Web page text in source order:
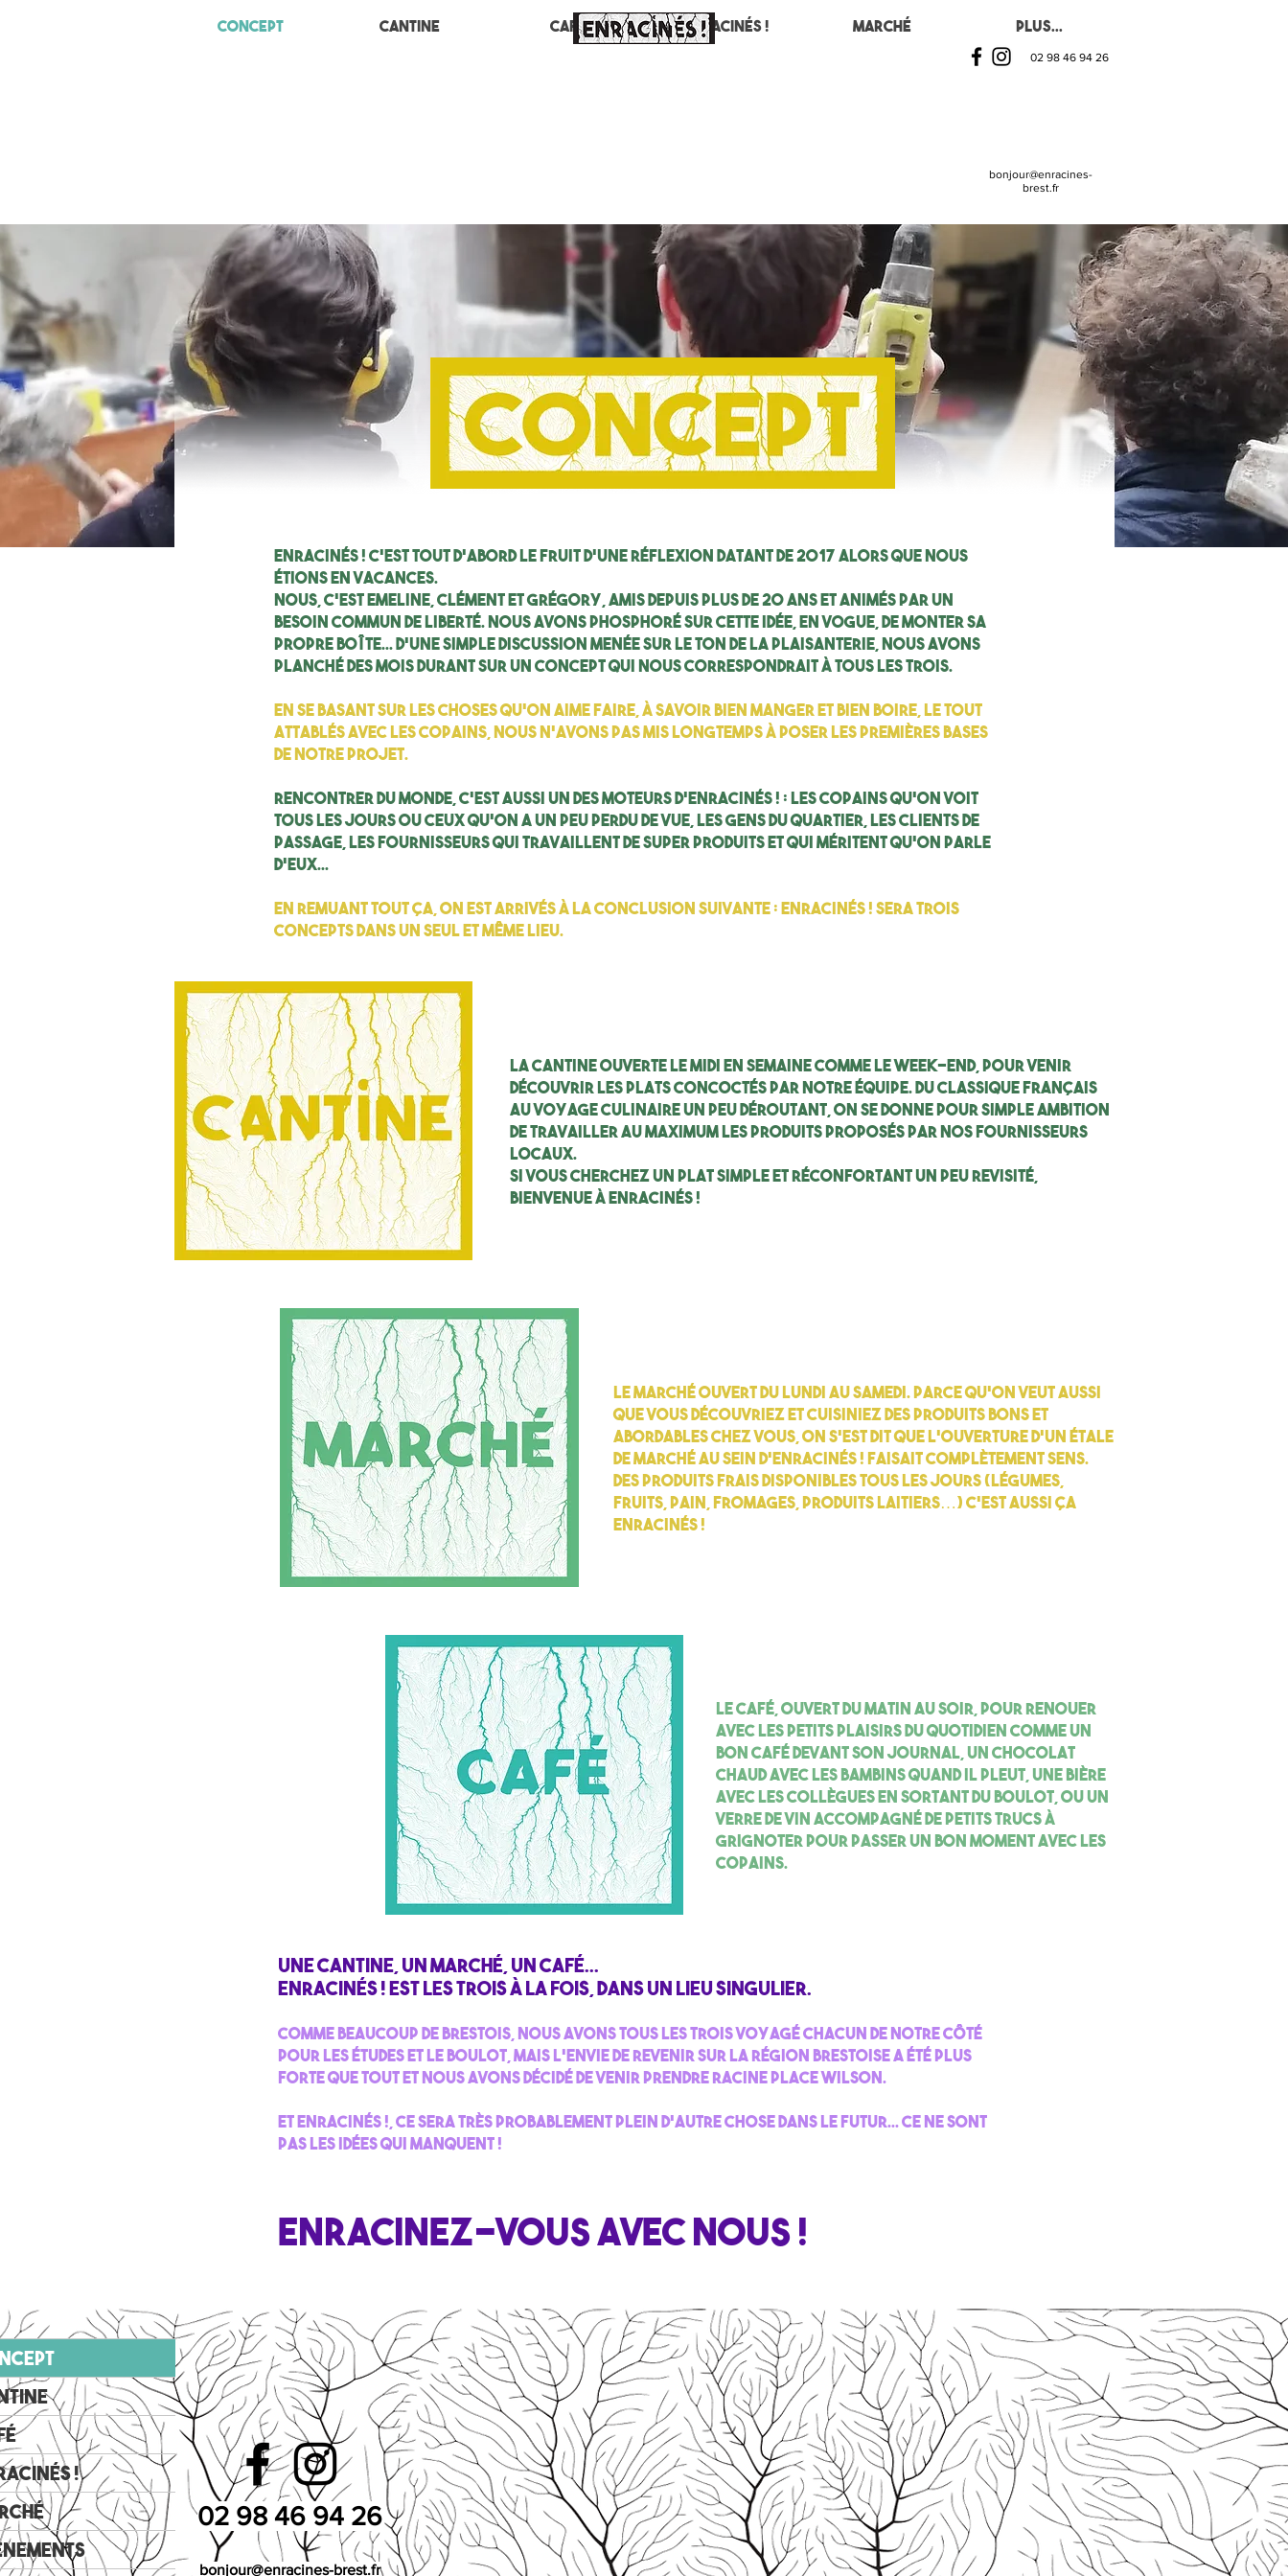
Concept Cantine Café Enracinés ! Marché Plus...
02 98 46 94 26
bonjour@enracines-
brest.fr
Enracinés ! c’est tout d’abord le fruit d’une réflexion datant de 2017 alors que nous
étions en vacances.
Nous, c'est Emeline, Clément et Grégory, amis depuis plus de 20 ans et animés par un
besoin commun de liberté. Nous avons phosphoré sur cette idée, en vogue, de monter sa
propre boîte... D’une simple discussion menée sur le ton de la plaisanterie, nous avons
planché des mois durant sur un concept qui nous correspondrait à tous les trois.
En se basant sur les choses qu’on aime faire, à savoir bien manger et bien boire, le tout
attablés avec les copains, nous n’avons pas mis longtemps à poser les premières bases
de notre projet.
Rencontrer du monde, c’est aussi un des moteurs d’Enracinés ! : les copains qu’on voit
tous les jours ou ceux qu’on a un peu perdu de vue, les gens du quartier, les clients de
passage, les fournisseurs qui travaillent de super produits et qui méritent qu’on parle
d’eux...
En remuant tout ça, on est arrivés à la conclusion suivante : Enracinés ! sera trois
concepts dans un seul et même lieu.
La cantine ouverte le midi en semaine comme le week-end, pour venir
découvrir les plats concoctés par notre équipe. Du classique français
au voyage culinaire un peu déroutant, on se donne pour simple ambition
de travailler au maximum les produits proposés par nos fournisseurs
locaux.
Si vous cherchez un plat simple et réconfortant un peu revisité,
bienvenue à Enracinés !
Le marché ouvert du lundi au samedi. Parce qu’on veut aussi
que vous découvriez et cuisiniez des produits bons et
abordables chez vous, on s’est dit que l’ouverture d’un étale
de marché au sein d’Enracinés ! faisait complètement sens.
Des produits frais disponibles tous les jours (légumes,
fruits, pain, fromages, produits laitiers…) c’est aussi ça
Enracinés !
Le café, ouvert du matin au soir, pour renouer
avec les petits plaisirs du quotidien comme un
bon café devant son journal, un chocolat
chaud avec les bambins quand il pleut, une bière
avec les collègues en sortant du boulot, ou un
verre de vin accompagné de petits trucs à
grignoter pour passer un bon moment avec les
copains.
Une cantine, un marché, un café...
Enracinés ! est les trois à la fois, dans un lieu singulier.
Comme beaucoup de Brestois, nous avons tous les trois voyagé chacun de notre côté
pour les études et le boulot, mais l’envie de revenir sur la région brestoise a été plus
forte que tout et nous avons décidé de venir prendre racine Place Wilson.
Et Enracinés !, ce sera très probablement plein d’autre chose dans le futur... ce ne sont
pas les idées qui manquent !
ENRACINEZ-VOUS AVEC NOUS !
02 98 46 94 26
bonjour@enracines-brest.fr
!